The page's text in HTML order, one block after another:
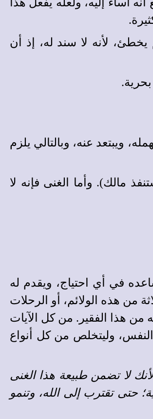
يخطئ، لأنه لا سند له، إذ أن
ويبتعد عنه، وبالتالي يلزم
مالك). وأما الغنى فإنه لا
في أي احتياج، ويقدم له
من هذه الولائم، أو الرحلات
من هذا الفقير. من كل الآيات
النفس، وليتخلص من كل أنواع
لا تضمن طبيعة هذا الغنى
حتى تقترب إلى الله، وتنمو